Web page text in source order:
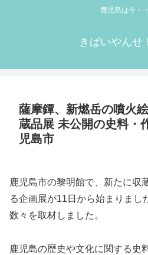
鹿児島は今・
きばいやんせ
薩摩鐔、新燃岳の噴火
蔵品展 未公開の史料・
児島市
鹿児島市の黎明館で、新たに収
る企画展が11日から始まりまし
数々を取材しました。
鹿児島の歴史や文化に関する史